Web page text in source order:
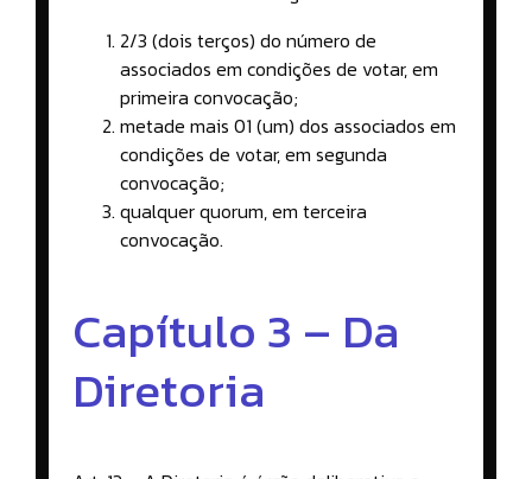
2/3 (dois terços) do número de
associados em condições de votar, em
primeira convocação;
metade mais 01 (um) dos associados em
condições de votar, em segunda
convocação;
qualquer quorum, em terceira
convocação.
Capítulo 3 – Da
Diretoria